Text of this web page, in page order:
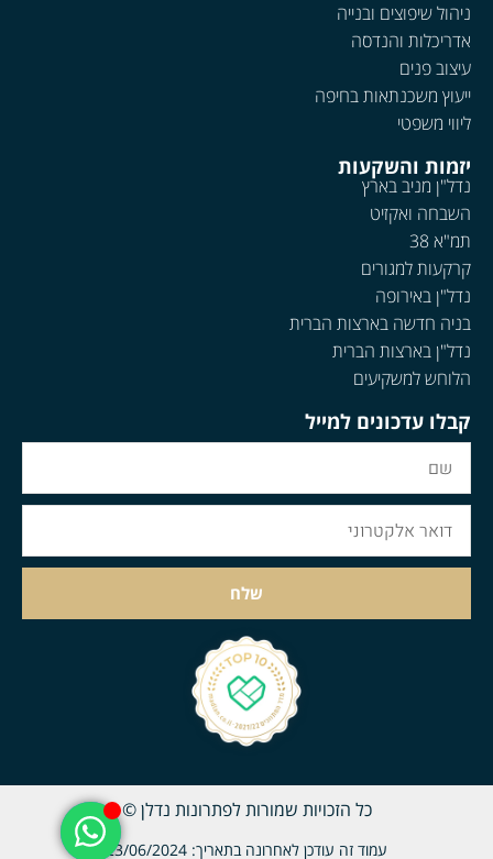
ניהול שיפוצים ובנייה
אדריכלות והנדסה
עיצוב פנים
ייעוץ משכנתאות בחיפה
ליווי משפטי
יזמות והשקעות
נדל"ן מניב בארץ
השבחה ואקזיט
תמ"א 38
קרקעות למגורים
נדל"ן באירופה
בניה חדשה בארצות הברית
נדל"ן בארצות הברית
הלוחש למשקיעים
קבלו עדכונים למייל
שלח
כל הזכויות שמורות לפתרונות נדלן ©
עמוד זה עודכן לאחרונה בתאריך: 23/06/2024